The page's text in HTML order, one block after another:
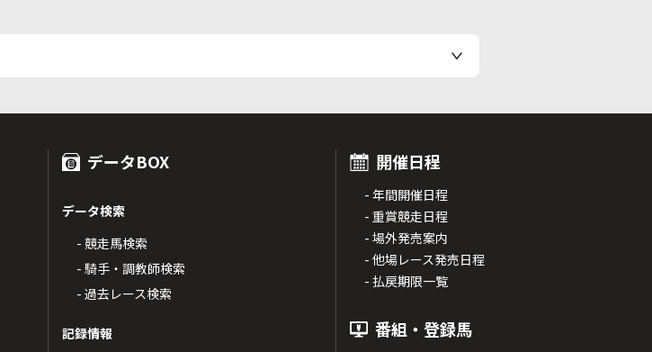
データBOX
データ検索
- 競走馬検索
- 騎手・調教師検索
- 過去レース検索
記録情報
開催日程
- 年間開催日程
- 重賞競走日程
- 場外発売案内
- 他場レース発売日程
- 払戻期限一覧
番組・登録馬